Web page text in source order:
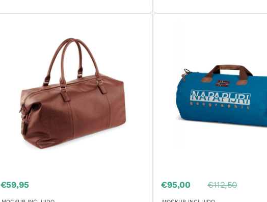
Precio
€59,95
Precio
€95,00
Precio
€112,50